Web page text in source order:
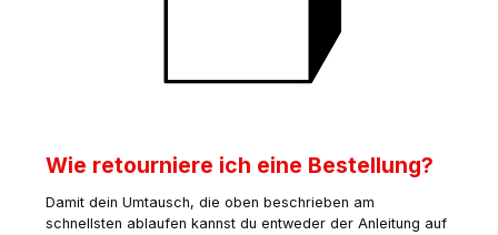
Wie retourniere ich eine Bestellung?
Damit dein Umtausch, die oben beschrieben am
schnellsten ablaufen kannst du entweder der Anleitung auf